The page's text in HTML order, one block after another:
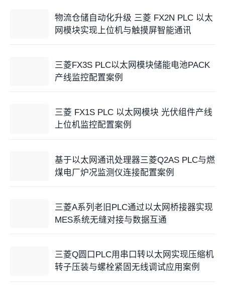
物流仓储自动化升级 三菱 FX2N PLC 以太
网模块实现上位机与触摸屏智能通讯
三菱FX3S PLC以太网模块储能电池PACK
产线监控配置案例
三菱 FX1S PLC 以太网模块 光伏组件产线
上位机监控配置案例
基于以太网通讯处理器三菱Q2AS PLC与燃
煤电厂炉况监测仪连接配置案例
三菱A系列老旧PLC通过以太网桥接器实现
MES系统无缝对接与数据互通
三菱Q圆口PLC用串口转以太网实现压缩机
转子压装与螺栓紧固无线调试应用案例